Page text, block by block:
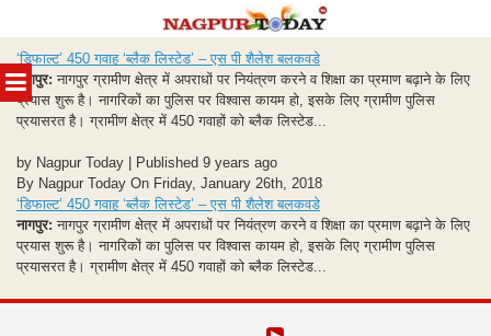
MENU
to
content
‘डिफाल्ट’ 450 गवाह ‘ब्लैक लिस्टेड’ – एस पी शैलेश बलकवडे
नागपुर: नागपुर ग्रामीण क्षेत्र में अपराधों पर नियंत्रण करने व शिक्षा का प्रमाण बढ़ाने के लिए
प्रयास शुरू है। नागरिकों का पुलिस पर विश्वास कायम हो, इसके लिए ग्रामीण पुलिस
प्रयासरत है। ग्रामीण क्षेत्र में 450 गवाहों को ब्लैक लिस्टेड...
by Nagpur Today | Published 9 years ago
By Nagpur Today On Friday, January 26th, 2018
‘डिफाल्ट’ 450 गवाह ‘ब्लैक लिस्टेड’ – एस पी शैलेश बलकवडे
नागपुर: नागपुर ग्रामीण क्षेत्र में अपराधों पर नियंत्रण करने व शिक्षा का प्रमाण बढ़ाने के लिए
प्रयास शुरू है। नागरिकों का पुलिस पर विश्वास कायम हो, इसके लिए ग्रामीण पुलिस
प्रयासरत है। ग्रामीण क्षेत्र में 450 गवाहों को ब्लैक लिस्टेड...